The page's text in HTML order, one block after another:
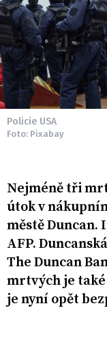
Policie USA
Foto: Pixabay
Nejméně tři
útok v
městě
AFP.
The Duncan
mrtvých je
je nyní opět